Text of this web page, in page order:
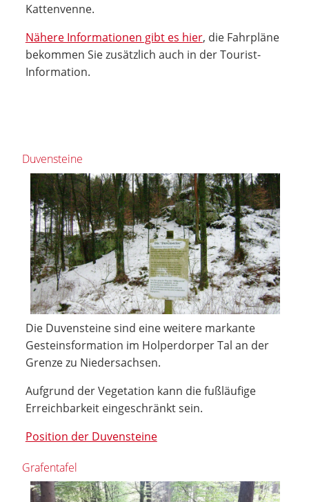
Kattenvenne.
Nähere Informationen gibt es hier, die Fahrpläne
bekommen Sie zusätzlich auch in der Tourist-
Information.
Duvensteine
Die Duvensteine sind eine weitere markante
Gesteinsformation im Holperdorper Tal an der
Grenze zu Niedersachsen.
Aufgrund der Vegetation kann die fußläufige
Erreichbarkeit eingeschränkt sein.
Position der Duvensteine
Grafentafel